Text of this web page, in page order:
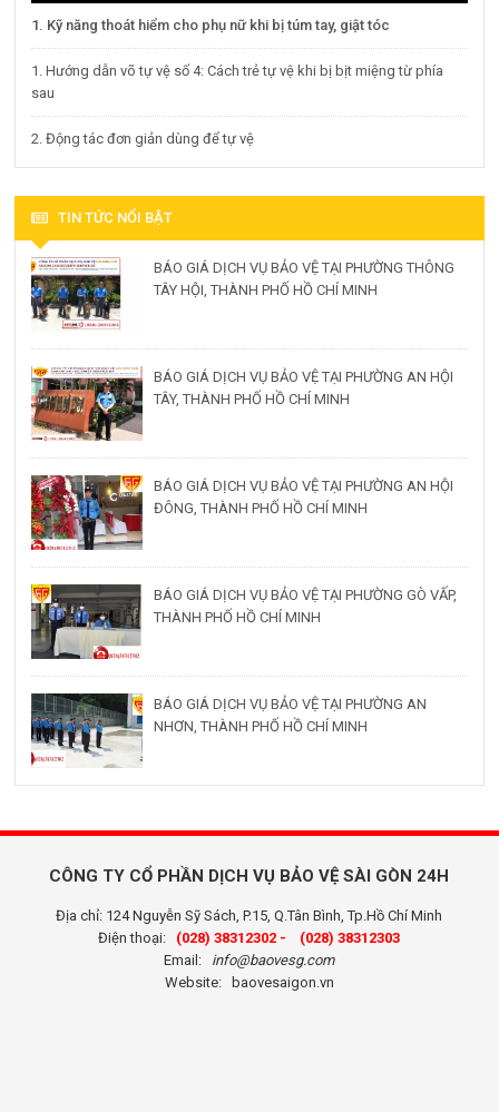
1. Kỹ năng thoát hiểm cho phụ nữ khi bị túm tay, giật tóc
1. Hướng dẫn võ tự vệ số 4: Cách trẻ tự vệ khi bị bịt miệng từ phía
sau
2. Động tác đơn giản dùng để tự vệ
TIN TỨC NỔI BẬT
BÁO GIÁ DỊCH VỤ BẢO VỆ TẠI PHƯỜNG THÔNG
TÂY HỘI, THÀNH PHỐ HỒ CHÍ MINH
BÁO GIÁ DỊCH VỤ BẢO VỆ TẠI PHƯỜNG AN HỘI
TÂY, THÀNH PHỐ HỒ CHÍ MINH
BÁO GIÁ DỊCH VỤ BẢO VỆ TẠI PHƯỜNG AN HỘI
ĐÔNG, THÀNH PHỐ HỒ CHÍ MINH
BÁO GIÁ DỊCH VỤ BẢO VỆ TẠI PHƯỜNG GÒ VẤP,
THÀNH PHỐ HỒ CHÍ MINH
BÁO GIÁ DỊCH VỤ BẢO VỆ TẠI PHƯỜNG AN
NHƠN, THÀNH PHỐ HỒ CHÍ MINH
CÔNG TY CỔ PHẦN DỊCH VỤ BẢO VỆ SÀI GÒN 24H
Địa chỉ: 124 Nguyễn Sỹ Sách, P.15, Q.Tân Bình, Tp.Hồ Chí Minh
Điện thoại: (028) 38312302 -
(028) 38312303
Email: info@baovesg.com
Website:
baovesaigon.vn